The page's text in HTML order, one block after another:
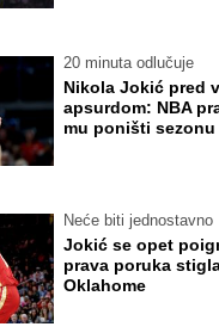
20 minuta odlučuje
Nikola Jokić pred
apsurdom: NBA
mu poništi
Neće biti jednostavno
Jokić se opet
prava poruka
Oklahome